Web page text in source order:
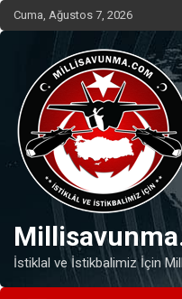
Skip
to
Cuma, Ağustos 7, 2026
İstiklal ve İstikbalimiz İçin